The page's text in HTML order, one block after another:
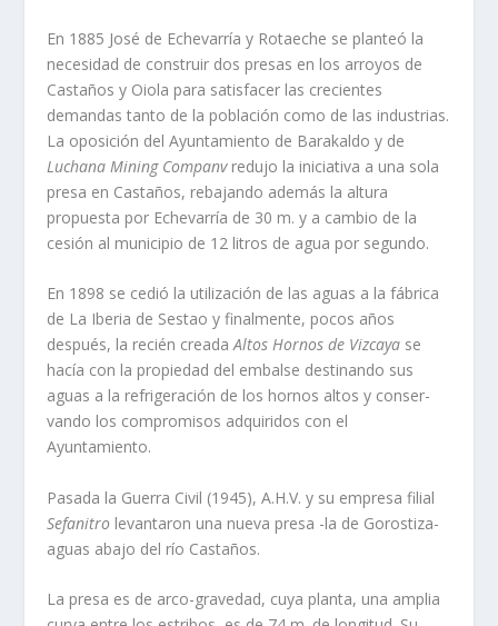
En 1885 José de Echevarrí­a y Rotaeche se planteó la
necesidad de construir dos presas en los arroyos de
Castaños y Oiola para satisfacer las crecientes
demandas tanto de la población como de las industrias.
La oposición del Ayuntamiento de Barakaldo y de
Luchana Mining Companv redujo la iniciativa a una sola
presa en Castaños, rebajando además la altura
propuesta por Echevarrí­a de 30 m. y a cambio de la
cesión al municipio de 12 litros de agua por segundo.
En 1898 se cedió la utilización de las aguas a la fábrica
de La Iberia de Sestao y finalmente, pocos años
después, la recién creadaAltos Hornos de Vizcaya se
hací­a con la propiedad del embalse destinando sus
aguas a la refrigeración de los hornos altos y conser­
vando los compromisos adquiridos con el
Ayuntamiento.
Pasada la Guerra Civil (1945), A.H.V. y su empresa filial
Sefanitro levantaron una nueva presa -la de Gorostiza-
aguas abajo del rí­o Castaños.
La presa es de arco-gravedad, cuya planta, una amplia